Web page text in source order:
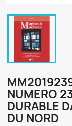
NUMERO
DURABLE
DU NORD